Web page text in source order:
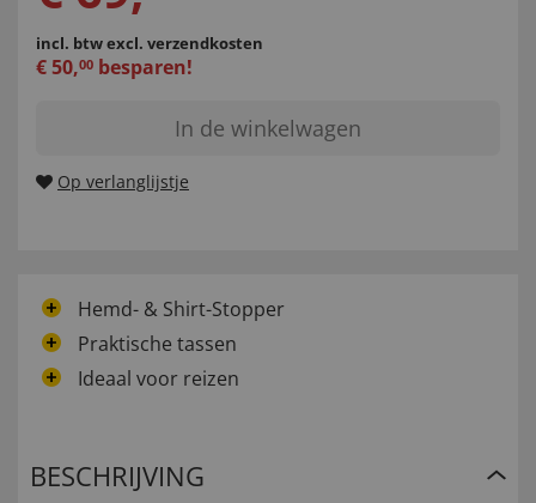
incl. btwexcl. verzendkosten
€50,00 besparen!
In de winkelwagen
Op verlanglijstje
Hemd- & Shirt-Stopper
Praktische tassen
Ideaal voor reizen
BESCHRIJVING